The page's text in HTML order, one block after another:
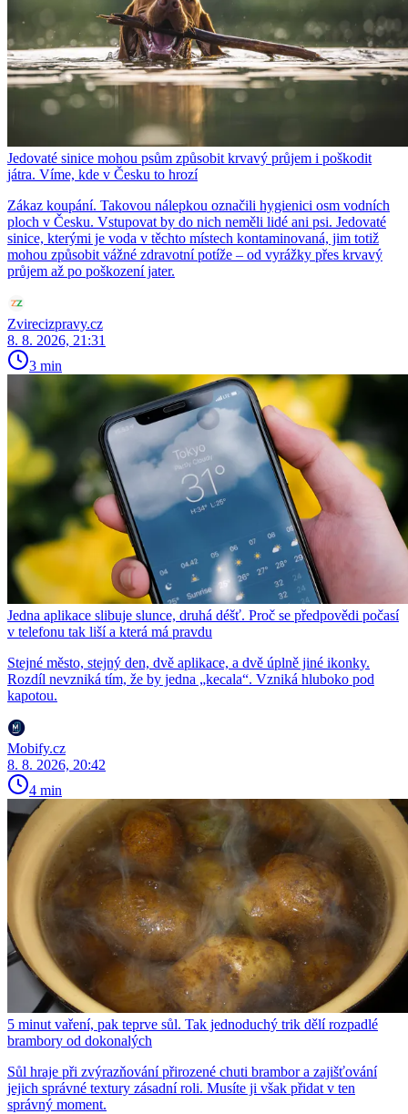
Jedovaté sinice mohou psům způsobit krvavý průjem i poškodit
játra. Víme, kde v Česku to hrozí
Zákaz koupání. Takovou nálepkou označili hygienici osm vodních
ploch v Česku. Vstupovat by do nich neměli lidé ani psi. Jedovaté
sinice, kterými je voda v těchto místech kontaminovaná, jim totiž
mohou způsobit vážné zdravotní potíže – od vyrážky přes krvavý
průjem až po poškození jater.
Zvirecizpravy.cz
8. 8. 2026, 21:31
3 min
Jedna aplikace slibuje slunce, druhá déšť. Proč se předpovědi počasí
v telefonu tak liší a která má pravdu
Stejné město, stejný den, dvě aplikace, a dvě úplně jiné ikonky.
Rozdíl nevzniká tím, že by jedna „kecala“. Vzniká hluboko pod
kapotou.
Mobify.cz
8. 8. 2026, 20:42
4 min
5 minut vaření, pak teprve sůl. Tak jednoduchý trik dělí rozpadlé
brambory od dokonalých
Sůl hraje při zvýrazňování přirozené chuti brambor a zajišťování
jejich správné textury zásadní roli. Musíte ji však přidat v ten
správný moment.